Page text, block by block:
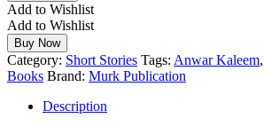
Add to Wishlist
Add to Wishlist
Buy Now
Category: Short Stories Tags: Anwar Kaleem,
Books Brand: Murk Publication
Description